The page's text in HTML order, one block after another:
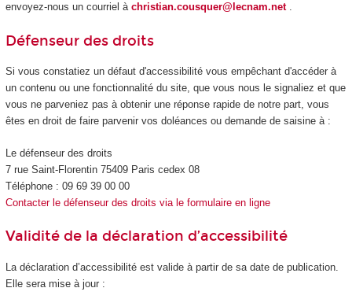
envoyez-nous un courriel à christian.cousquer@lecnam.net .
Défenseur des droits
Si vous constatiez un défaut d'accessibilité vous empêchant d'accéder à
un contenu ou une fonctionnalité du site, que vous nous le signaliez et que
vous ne parveniez pas à obtenir une réponse rapide de notre part, vous
êtes en droit de faire parvenir vos doléances ou demande de saisine à :
Le défenseur des droits
7 rue Saint-Florentin 75409 Paris cedex 08
Téléphone : 09 69 39 00 00
Contacter le défenseur des droits via le formulaire en ligne
Validité de la déclaration d’accessibilité
La déclaration d’accessibilité est valide à partir de sa date de publication.
Elle sera mise à jour :